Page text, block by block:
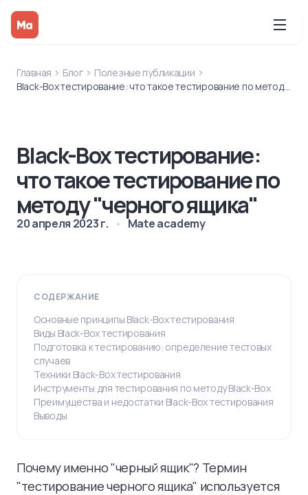
Главная Блог
Полезные публикации
Black-Box тестирование: что такое тестирование по методу "черного ящика"
Black-Box тестирование:
что такое тестирование по
методу "черного ящика"
20 апреля 2023 г. Mate academy
СОДЕРЖАНИЕ
Основные принципы Black-Box тестирования
Виды Black-Box тестирования
Подготовка к тестированию: определение тестовых
случаев
Техники Black-Box тестирования
Инструменты для тестирования по методу Black-Box
Преимущества и недостатки Black-Box тестирования
Выводы
Почему именно "черный ящик"? Термин
"тестирование черного ящика" используется